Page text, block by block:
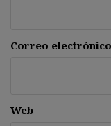
Correo electrónico
Web